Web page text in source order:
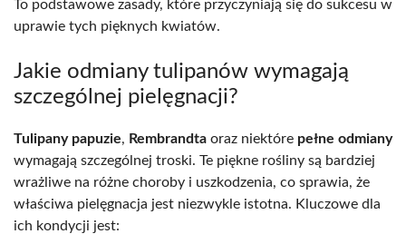
To podstawowe zasady, które przyczyniają się do sukcesu w
uprawie tych pięknych kwiatów.
Jakie odmiany tulipanów wymagają
szczególnej pielęgnacji?
Tulipany papuzie, Rembrandta oraz niektóre pełne odmiany
wymagają szczególnej troski. Te piękne rośliny są bardziej
wrażliwe na różne choroby i uszkodzenia, co sprawia, że
właściwa pielęgnacja jest niezwykle istotna. Kluczowe dla
ich kondycji jest: